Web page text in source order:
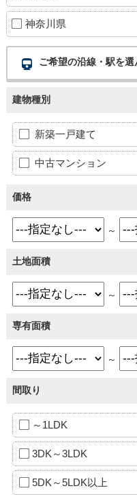
神奈川県
ご希望の沿線・駅を
建物種別
新築一戸建て
中古マンション
価格
～
土地面積
～
専有面積
～
間取り
～1LDK
3DK～3LDK
5DK～5LDK以上